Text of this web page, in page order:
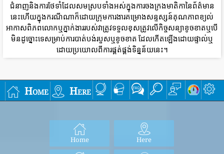
ជំនាញនិងការថែទាំដែលសមស្របទាំងអស់ក្នុងការចងក្រងមាតិកានៃព័ត៌មាន
នេះហើយក្នុងករណីណាក៏ដោយក្រុមការងារគម្រោងសន្ទស្សន៍គុណភាពខ្យល់
អាកាសពិភពលោកឬភ្នាក់ងាររបស់វាត្រូវទទួលខុសត្រូវលើកិច្ចសន្យាខូចខាតឬបើ
មិនដូច្នោះទេសម្រាប់ការបាត់បង់របួសឬខូចខាត ដែលកើតឡើងដោយផ្ទាល់ឬ
ដោយប្រយោលពីការផ្គត់ផ្គង់ទិន្នន័យនេះ។
Home Here
Home Here